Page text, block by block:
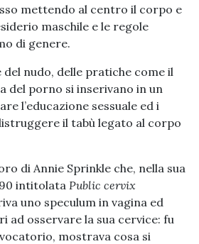
mettendo al centro il corpo e
maschile e le regole
di genere.
nudo, delle pratiche come il
del porno si inserivano in un
l’educazione sessuale ed i
il tabù legato al corpo
di Annie Sprinkle che, nella sua
intitolata Public cervix
uno speculum in vagina ed
ad osservare la sua cervice: fu
mostrava cosa si